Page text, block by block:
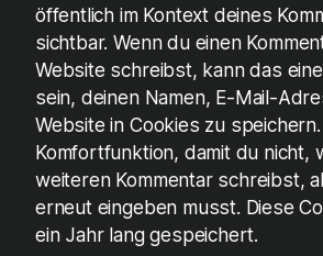
öffentlich im Kontext deines
sichtbar. Wenn du einen
Website schreibst, kann das
sein, deinen Namen, E-Mail-
Website in Cookies zu
Komfortfunktion, damit du nicht,
weiteren Kommentar schreibst,
erneut eingeben musst. Diese
ein Jahr lang gespeichert.